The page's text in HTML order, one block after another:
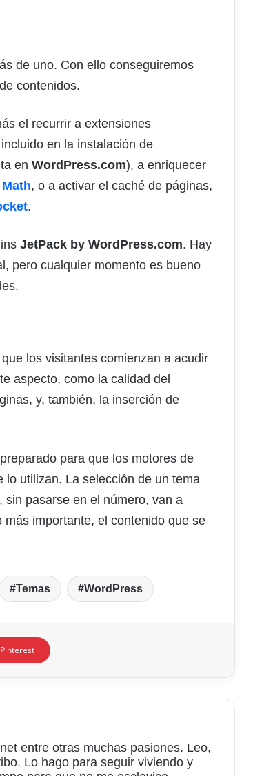
de uno. Con ello conseguiremos
contenidos.
el recurrir a extensiones
en la instalación de
en WordPress.com), a enriquecer
, o a activar el caché de páginas,
.
JetPack by WordPress.com. Hay
pero cualquier momento es bueno
los visitantes comienzan a acudir
aspecto, como la calidad del
y, también, la inserción de
para que los motores de
lo utilizan. La selección de un tema
pasarse en el número, van a
importante, el contenido que se
Temas WordPress
Pinterest
entre otras muchas pasiones. Leo,
Lo hago para seguir viviendo y